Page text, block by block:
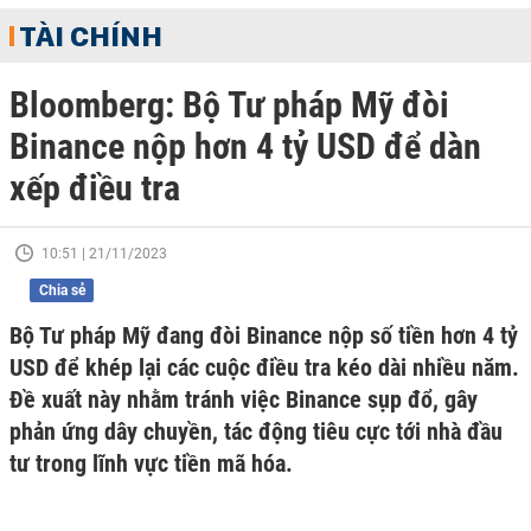
TÀI CHÍNH
Bloomberg: Bộ Tư pháp Mỹ đòi
Binance nộp hơn 4 tỷ USD để dàn
xếp điều tra
10:51 | 21/11/2023
Chia sẻ
Bộ Tư pháp Mỹ đang đòi Binance nộp số tiền hơn 4 tỷ
USD để khép lại các cuộc điều tra kéo dài nhiều năm.
Đề xuất này nhằm tránh việc Binance sụp đổ, gây
phản ứng dây chuyền, tác động tiêu cực tới nhà đầu
tư trong lĩnh vực tiền mã hóa.